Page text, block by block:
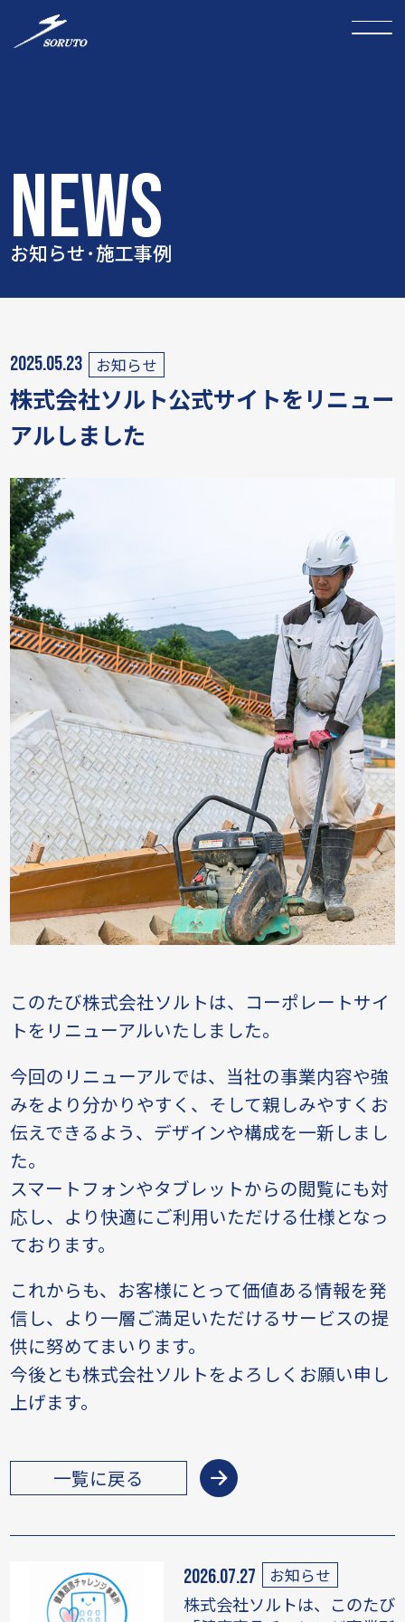
NEWS
お知らせ･施工事例
2025.05.23 お知らせ
株式会社ソルト公式サイトをリニュー
アルしました
このたび株式会社ソルトは、コーポレートサイ
トをリニューアルいたしました。
今回のリニューアルでは、当社の事業内容や強
みをより分かりやすく、そして親しみやすくお
伝えできるよう、デザインや構成を一新しまし
た。
スマートフォンやタブレットからの閲覧にも対
応し、より快適にご利用いただける仕様となっ
ております。
これからも、お客様にとって価値ある情報を発
信し、より一層ご満足いただけるサービスの提
供に努めてまいります。
今後とも株式会社ソルトをよろしくお願い申し
上げます。
一覧に戻る
2026.07.27 お知らせ
株式会社ソルトは、このたび